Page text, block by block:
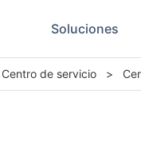
Soluciones
Centro de servicio >